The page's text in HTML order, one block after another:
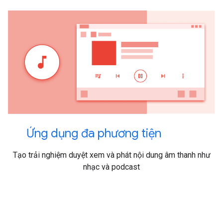
Ứng dụng đa phương tiện
Tạo trải nghiệm duyệt xem và phát nội dung âm thanh như
nhạc và podcast